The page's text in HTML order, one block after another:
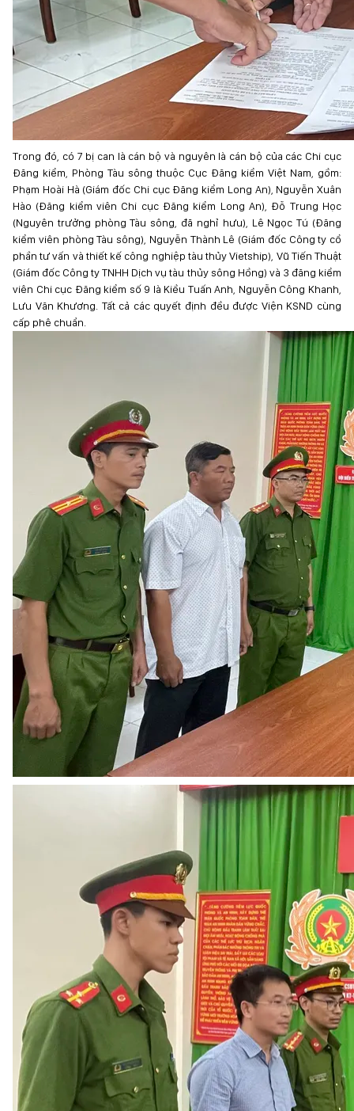
Trong đó, có 7 bị can là cán bộ và nguyên là cán bộ của các Chi cục
Đăng kiểm, Phòng Tàu sông thuộc Cục Đăng kiểm Việt Nam, gồm:
Phạm Hoài Hà (Giám đốc Chi cục Đăng kiểm Long An), Nguyễn Xuân
Hào (Đăng kiểm viên Chi cục Đăng kiểm Long An), Đỗ Trung Học
(Nguyên trưởng phòng Tàu sông, đã nghỉ hưu), Lê Ngọc Tú (Đăng
kiểm viên phòng Tàu sông), Nguyễn Thành Lê (Giám đốc Công ty cổ
phần tư vấn và thiết kế công nghiệp tàu thủy Vietship), Vũ Tiến Thuật
(Giám đốc Công ty TNHH Dịch vụ tàu thủy sông Hồng) và 3 đăng kiểm
viên Chi cục Đăng kiểm số 9 là Kiều Tuấn Anh, Nguyễn Công Khanh,
Lưu Văn Khương. Tất cả các quyết định đều được Viện KSND cùng
cấp phê chuẩn.